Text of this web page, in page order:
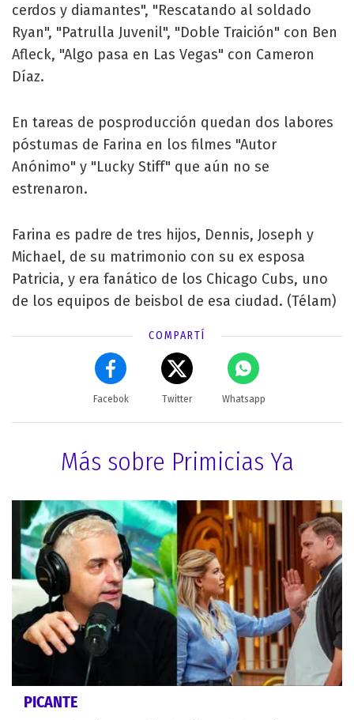
cerdos y diamantes", "Rescatando al soldado
Ryan", "Patrulla Juvenil", "Doble Traición" con Ben
Afleck, "Algo pasa en Las Vegas" con Cameron
Díaz.
En tareas de posproducción quedan dos labores
póstumas de Farina en los filmes "Autor
Anónimo" y "Lucky Stiff" que aún no se
estrenaron.
Farina es padre de tres hijos, Dennis, Joseph y
Michael, de su matrimonio con su ex esposa
Patricia, y era fanático de los Chicago Cubs, uno
de los equipos de beisbol de esa ciudad. (Télam)
COMPARTÍ
Facebok Twitter Whatsapp
Más sobre Primicias Ya
PICANTE